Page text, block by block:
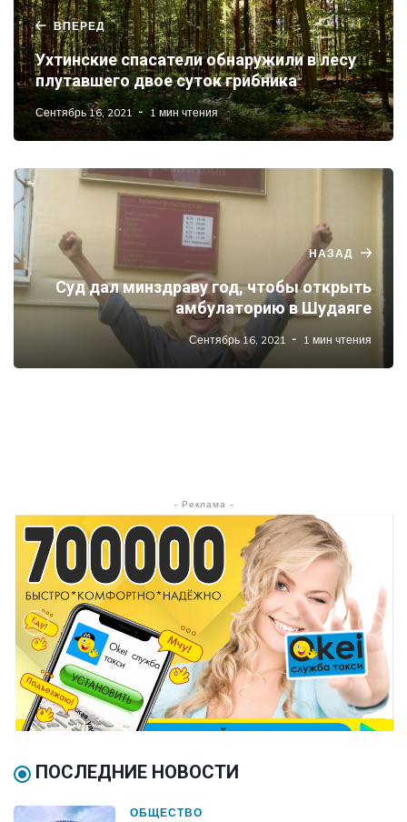
ВПЕРЕД
Ухтинские спасатели обнаружили в лесу
плутавшего двое суток грибника
Сентябрь 16, 2021 1 мин чтения
НАЗАД
Суд дал минздраву год, чтобы открыть
амбулаторию в Шудаяге
Сентябрь 16, 2021 1 мин чтения
- Реклама -
ПОСЛЕДНИЕ НОВОСТИ
ОБЩЕСТВО